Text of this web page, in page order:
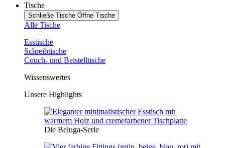
Tische
Schließe Tische Öffne Tische
Alle Tische
Esstische
Schreibtische
Couch- und Beistelltische
Wissenswertes
Unsere Highlights
Die Beluga-Serie